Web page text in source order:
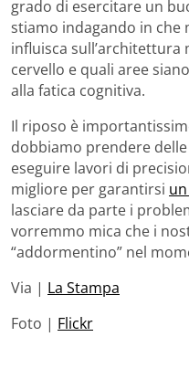
grado di esercitare un
stiamo indagando in che
influisca
cervello e quali aree
alla fatica cognitiva.
Il riposo è
dobbiamo prendere
eseguire lavori di
migliore per garantirsi
lasciare da parte i
vorremmo mica che i
“addormentino” nel
Via | La Stampa
Foto | Flickr